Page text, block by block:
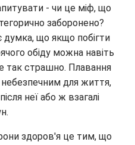
- чи це міф, що
заборонено?
що якщо побігти
обіду можна навіть
так страшно. Плавання
небезпечним для життя,
неї або ж взагалі
здоров'я це тим, що